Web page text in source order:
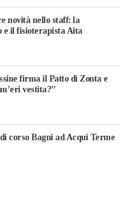
novità nello staff: la
e il fisioterapista Aita
firma il Patto di Zonta e
vestita?”
corso Bagni ad Acqui Terme